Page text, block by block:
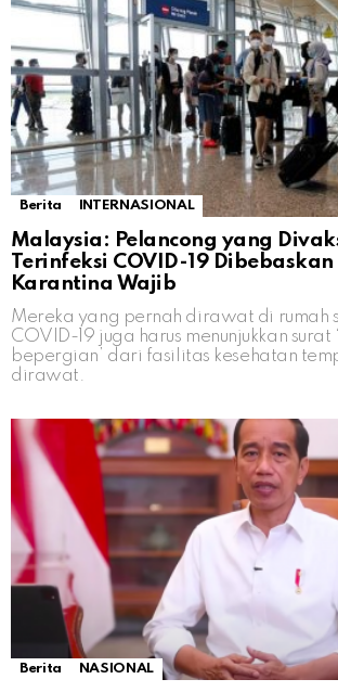
Berita INTERNASIONAL
Malaysia: Pelancong yang
Terinfeksi COVID-19
Karantina Wajib
Mereka yang pernah dirawat di rumah
COVID-19 juga harus menunjukkan surat
bepergian’ dari fasilitas kesehatan
dirawat.
Berita NASIONAL